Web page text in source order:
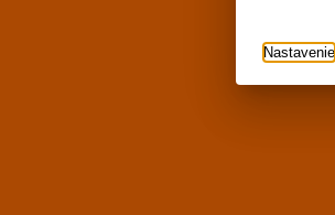
Nastavenie